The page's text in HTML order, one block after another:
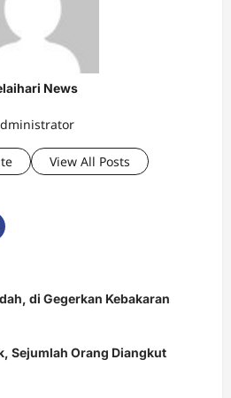
News
View All Posts
di Gegerkan Kebakaran
Sejumlah Orang Diangkut